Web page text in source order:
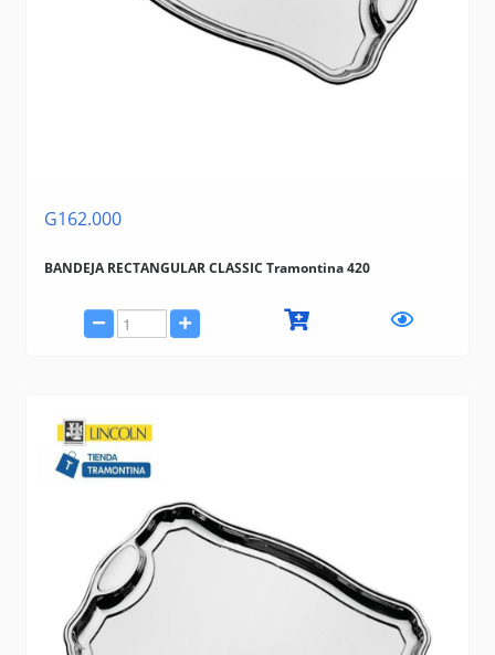
G162.000
BANDEJA RECTANGULAR CLASSIC Tramontina 420